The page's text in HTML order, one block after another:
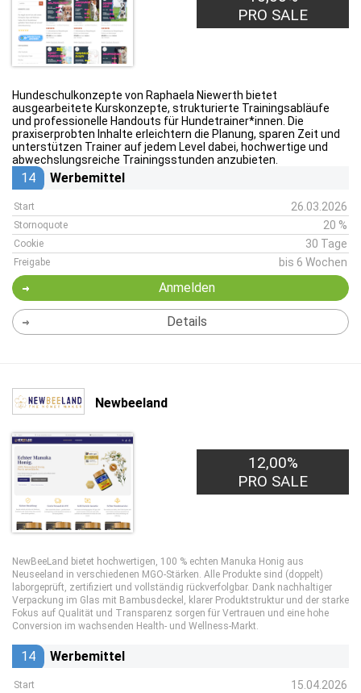
PRO SALE
Hundeschulkonzepte von Raphaela Niewerth bietet
ausgearbeitete Kurskonzepte, strukturierte Trainingsabläufe
und professionelle Handouts für Hundetrainer*innen. Die
praxiserprobten Inhalte erleichtern die Planung, sparen Zeit und
unterstützen Trainer auf jedem Level dabei, hochwertige und
abwechslungsreiche Trainingsstunden anzubieten.
14 Werbemittel
Start 26.03.2026
Stornoquote 20 %
Cookie 30 Tage
Freigabe bis 6 Wochen
Anmelden
Details
Newbeeland
12,00%
PRO SALE
NewBeeLand bietet hochwertigen, 100 % echten Manuka Honig aus
Neuseeland in verschiedenen MGO-Stärken. Alle Produkte sind (doppelt)
laborgeprüft, zertifiziert und vollständig rückverfolgbar. Dank nachhaltiger
Verpackung im Glas mit Bambusdeckel, klarer Produktstruktur und der starke
Fokus auf Qualität und Transparenz sorgen für Vertrauen und eine hohe
Conversion im wachsenden Health- und Wellness-Markt.
14 Werbemittel
Start 15.04.2026